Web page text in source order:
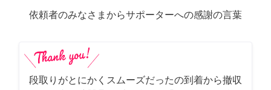
依頼者のみなさまからサポーターへの感謝の言葉
段取りがとにかくスムーズだったの到着から撤収